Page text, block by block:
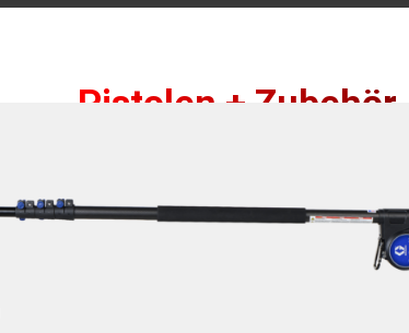
Pistolen + Zubehör